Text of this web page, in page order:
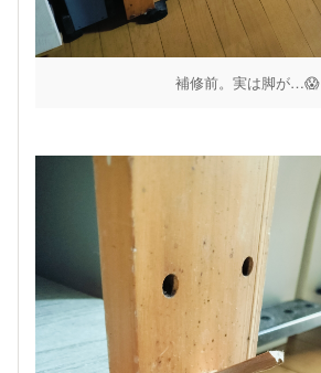
補修前。実は脚が…😱